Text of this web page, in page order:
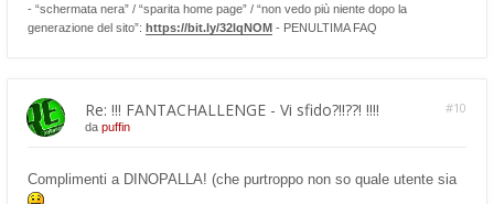
- “schermata nera” / “sparita home page” / “non vedo più niente dopo la
generazione del sito”: https://bit.ly/32lqNOM - PENULTIMA FAQ
Re: !!! FANTACHALLENGE - Vi sfido?!!??! !!!! #10
da puffin
Complimenti a DINOPALLA! (che purtroppo non so quale utente sia